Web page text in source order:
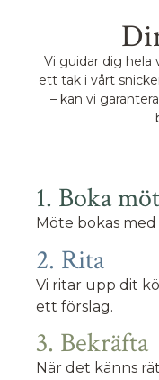
Vi guidar dig hela
ett tak i vårt
– kan vi
1. Boka
Möte bokas
2. Rita
Vi ritar upp dit
ett förslag.
3. Bekräfta
När det känns